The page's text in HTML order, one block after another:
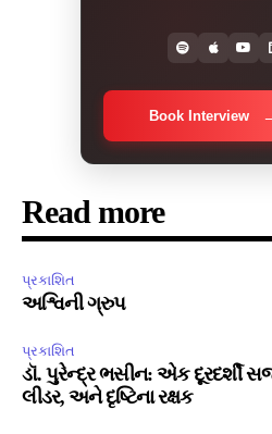
Book Interview
Read more
પ્રકાશિત
અશ્વિની ગ્રુપ
પ્રકાશિત
ડૉ. પુરેન્દ્ર ભસીન: એક દૂરદર્શી
લીડર, અને દૃષ્ટિના રક્ષક